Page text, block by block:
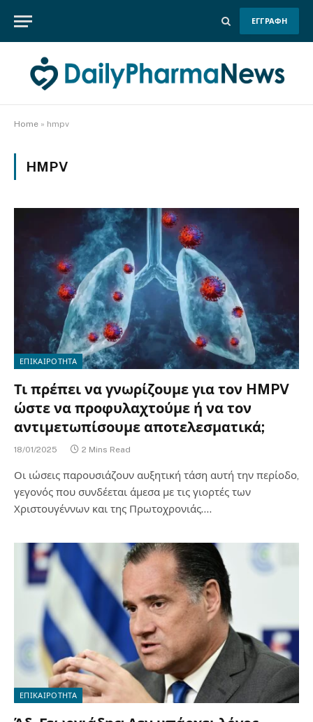
ΕΓΓΡΑΦΗ
Home » hmpv
HMPV
ΕΠΙΚΑΙΡΟΤΗΤΑ
Τι πρέπει να γνωρίζουμε για τον HMPV
ώστε να προφυλαχτούμε ή να τον
αντιμετωπίσουμε αποτελεσματικά;
18/01/2025 2 Mins Read
Οι ιώσεις παρουσιάζουν αυξητική τάση αυτή την περίοδο,
γεγονός που συνδέεται άμεσα με τις γιορτές των
Χριστουγέννων και της Πρωτοχρονιάς.…
ΕΠΙΚΑΙΡΟΤΗΤΑ